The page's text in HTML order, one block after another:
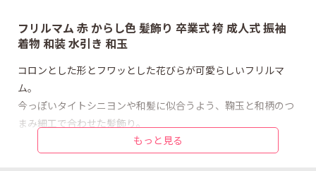
直径約2.7センチ
500円(税込)
直径約6.5センチ
タッセルなど装飾 鞠玉白金_S
直径約2センチ
タッセルなど装飾 鞠玉白金_M
フリルマム 赤 からし色 髪飾り 卒業式 袴 成人式 振袖
着物 和装 水引き 和玉
コロンとした形とフワッとした花びらが可愛らしいフリルマ
ム。
今っぽいタイトシニヨンや和髪に似合うよう、鞠玉と和柄のつ
まみ細工で合わせた髪飾り。
モダンでどこかレトロな配色が、可愛らしくも上品に和装コー
デを引き立てます。
もっと見る